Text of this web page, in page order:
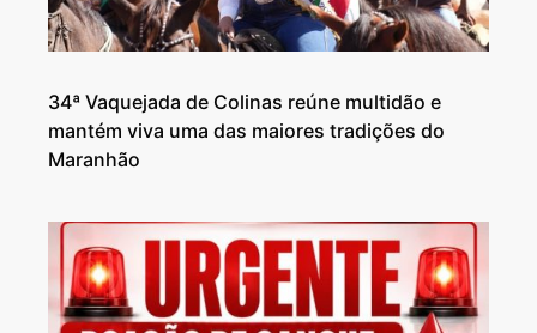
34ª Vaquejada de Colinas reúne multidão e
mantém viva uma das maiores tradições do
Maranhão